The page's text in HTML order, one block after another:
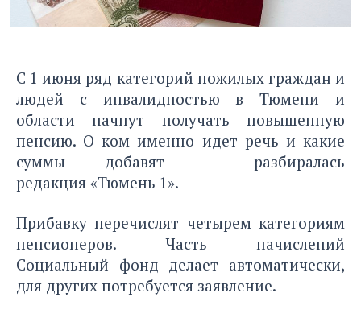
С 1 июня ряд категорий пожилых граждан и
людей с инвалидностью в Тюмени и
области начнут получать повышенную
пенсию. О ком именно идет речь и какие
суммы добавят — разбиралась
редакция «Тюмень 1».
Прибавку перечислят четырем категориям
пенсионеров. Часть начислений
Социальный фонд делает автоматически,
для других потребуется заявление.